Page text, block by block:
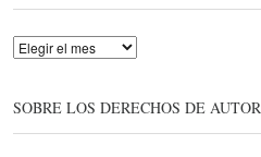
Archivo
SOBRE LOS DERECHOS DE AUTOR